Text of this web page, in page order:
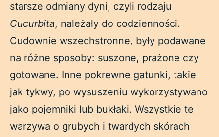
starsze odmiany dyni, czyli rodzaju
Cucurbita, należały do codzienności.
Cudownie wszechstronne, były podawane
na różne sposoby: suszone, prażone czy
gotowane. Inne pokrewne gatunki, takie
jak tykwy, po wysuszeniu wykorzystywano
jako pojemniki lub bukłaki. Wszystkie te
warzywa o grubych i twardych skórach